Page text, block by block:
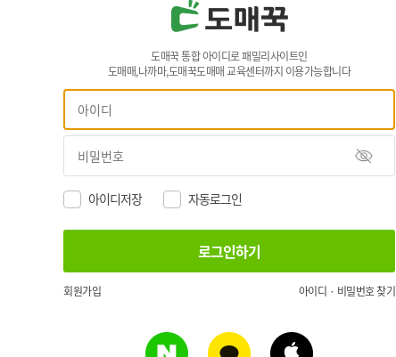
도매꾹 통합 아이디로 패밀리사이트인
도매매,나까마,도매꾹도매매 교육센터까지 이용가능합니다
아이디저장 자동로그인
회원가입 아이디 · 비밀번호 찾기